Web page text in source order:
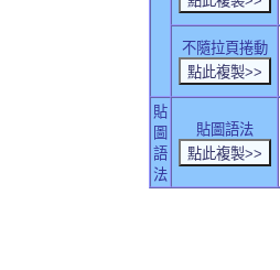
不隨拉頁捲動
貼
圖
語
法
貼圖語法